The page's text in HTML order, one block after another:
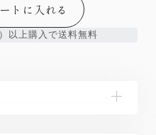
トに入れる
以上購入で送料無料